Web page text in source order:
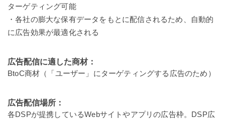
ターゲティング可能
・各社の膨大な保有データをもとに配信されるため、自動的
に広告効果が最適化される
広告配信に適した商材：
BtoC商材（「ユーザー」にターゲティングする広告のため）
広告配信場所：
各DSPが提携しているWebサイトやアプリの広告枠。DSP広